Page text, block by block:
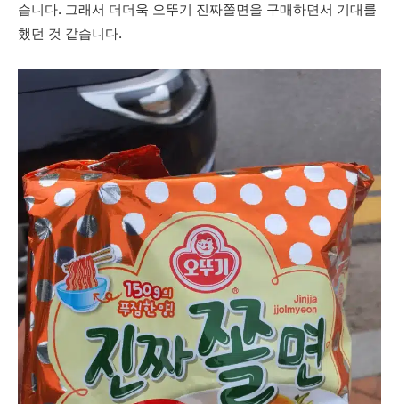
습니다. 그래서 더더욱 오뚜기 진짜쫄면을 구매하면서 기대를
했던 것 같습니다.